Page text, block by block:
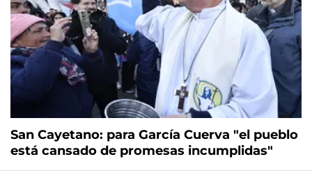
San Cayetano: para García Cuerva "el pueblo
está cansado de promesas incumplidas"